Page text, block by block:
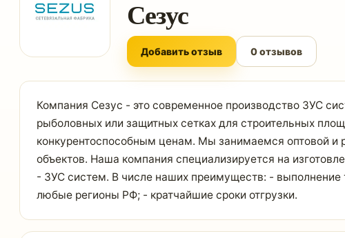
Сезус
Добавить отзыв 0 отзывов
Компания Сезус - это современное производство ЗУС
рыболовных или защитных сетках для строительных
конкурентоспособным ценам. Мы занимаемся оптовой и
объектов. Наша компания специализируется на
- ЗУС систем. В числе наших преимуществ: - выполнение
любые регионы РФ; - кратчайшие сроки отгрузки.